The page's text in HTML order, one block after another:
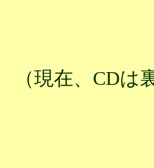
（現在、CD